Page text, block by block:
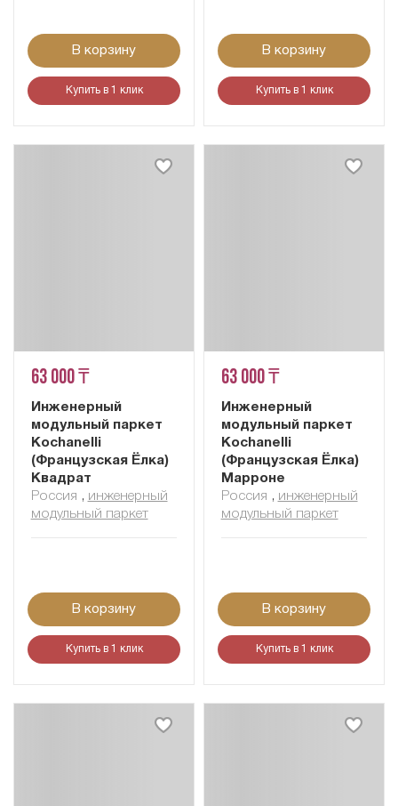
В корзину
Купить в 1 клик
В корзину
Купить в 1 клик
63 000 ₸
Инженерный
модульный паркет
Kochanelli
(Французская Ёлка)
Квадрат
Россия , инженерный
модульный паркет
В корзину
Купить в 1 клик
63 000 ₸
Инженерный
модульный паркет
Kochanelli
(Французская Ёлка)
Марроне
Россия , инженерный
модульный паркет
В корзину
Купить в 1 клик